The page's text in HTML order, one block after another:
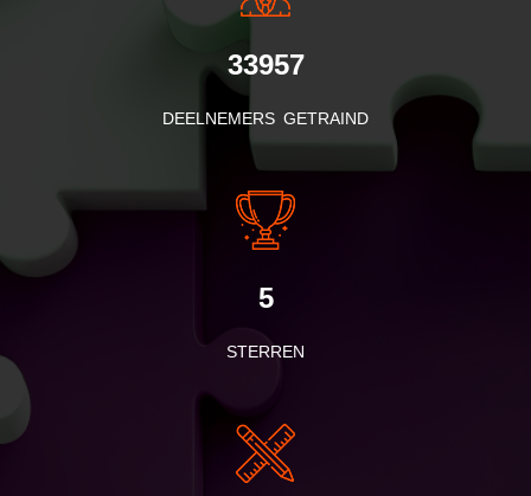
33957
DEELNEMERS GETRAIND
5
STERREN